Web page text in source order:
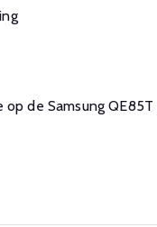
op de Samsung